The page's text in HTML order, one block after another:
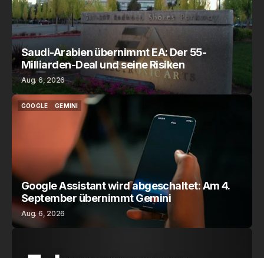
Saudi-Arabien übernimmt EA: Der 55-
Milliarden-Deal und seine Risiken
Aug. 6, 2026
GOOGLE
GEMINI
Google Assistant wird abgeschaltet: Am 4.
September übernimmt Gemini
Aug. 6, 2026